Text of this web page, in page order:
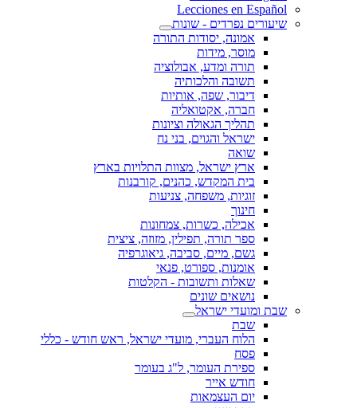
Lecciones en Español
שיעורים נפרדים - שונות
אמונה, יסודות התורה
מוסר, מידות
תורה ומדע, אבולוציה
תשובה והלכותיה
דיבור, שפה, אותיות
חברה, אקטואליה
תהליך הגאולה וציונות
ישראל והגוים, בני נח
שואה
ארץ ישראל, מצוות התלויות בארץ
בית המקדש, כהנים, קורבנות
זוגיות, משפחה, צניעות
חינוך
אכילה, כשרות, צמחונות
ספר תורה, תפילין, מזוזה, ציצית
גשם, מיים, סביבה, גיאוגרפיה
אומנות, ספורט, פנאי
שאלות ותשובות - הקלטות
נושאים שונים
שבת ומועדי ישראל
שבת
הלוח העברי, מועדי ישראל, ראש חודש - כללי
פסח
ספירת העומר, ל"ג בעומר
חודש אייר
יום העצמאות